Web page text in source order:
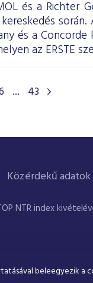
és a Richter
és a
az ERSTE
... 43
Közérdekű adatok
NTR index
beleegyezik a